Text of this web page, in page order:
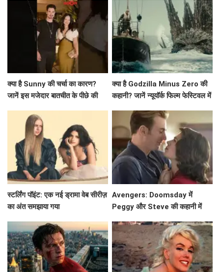
क्या है Sunny की चर्चा का कारण?
जानें इस मजेदार बातचीत के पीछे की
क्या है Godzilla Minus Zero की
कहानी? जानें न्यूयॉर्क फिल्म फेस्टिवल में
स्टर्लिंग पॉइंट: एक नई ड्रामा वेब सीरीज़
का अंत समझाया गया
Avengers: Doomsday में
Peggy और Steve की कहानी में